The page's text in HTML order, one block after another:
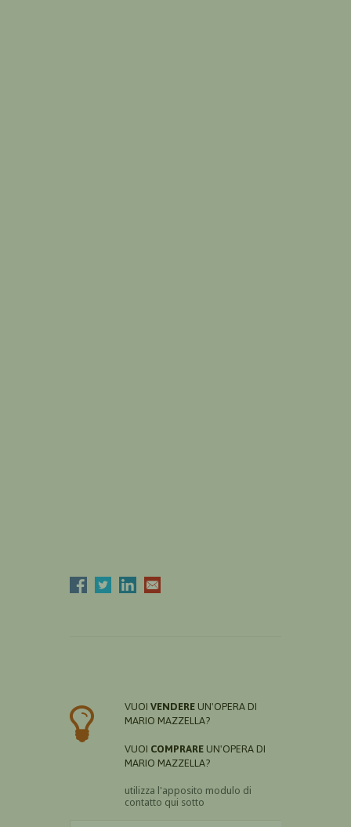
VUOI VENDERE UN'OPERA DI
MARIO MAZZELLA?
VUOI COMPRARE UN'OPERA DI
MARIO MAZZELLA?
utilizza l'apposito modulo di
contatto qui sotto